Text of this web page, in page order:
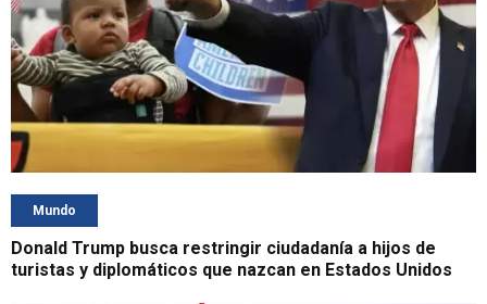
Mundo
Donald Trump busca restringir ciudadanía a hijos de
turistas y diplomáticos que nazcan en Estados Unidos